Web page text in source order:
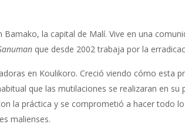
Bamako, la capital de Malí. Vive en una
que desde 2002 trabaja por la
en Koulikoro. Creció viendo cómo esta
que las mutilaciones se realizaran en
la práctica y se comprometió a hacer todo
malienses.